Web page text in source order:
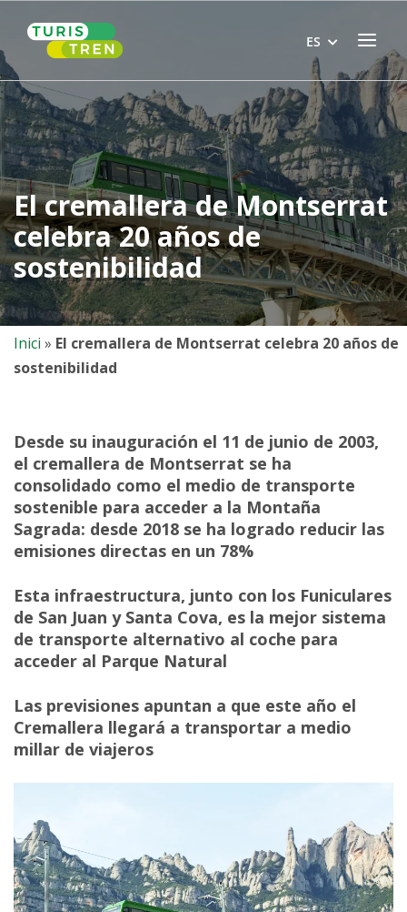
content
Home Menu
ES
El cremallera de Montserrat
celebra 20 años de
sostenibilidad
Inici » El cremallera de Montserrat celebra 20 años de
sostenibilidad
Desde su inauguración el 11 de junio de 2003,
el cremallera de Montserrat se ha
consolidado como el medio de transporte
sostenible para acceder a la Montaña
Sagrada: desde 2018 se ha logrado reducir las
emisiones directas en un 78%
Esta infraestructura, junto con los Funiculares
de San Juan y Santa Cova, es la mejor sistema
de transporte alternativo al coche para
acceder al Parque Natural
Las previsiones apuntan a que este año el
Cremallera llegará a transportar a medio
millar de viajeros